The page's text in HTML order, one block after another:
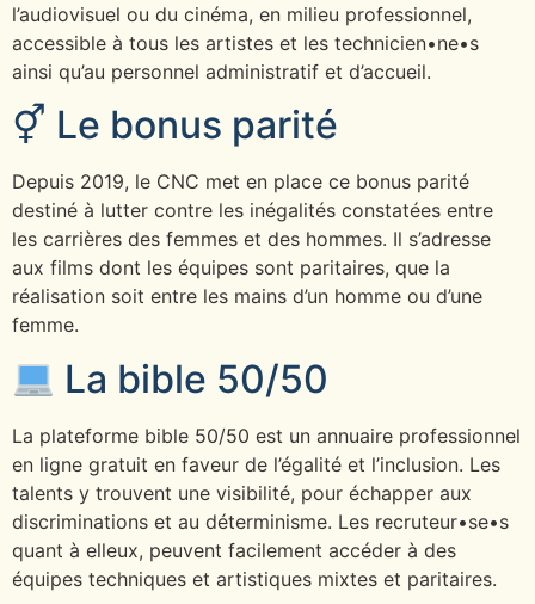
l’audiovisuel ou du cinéma, en milieu professionnel,
accessible à tous les artistes et les technicien•ne•s
ainsi qu’au personnel administratif et d’accueil.
⚥ Le bonus parité
Depuis 2019, le CNC met en place ce bonus parité
destiné à lutter contre les inégalités constatées entre
les carrières des femmes et des hommes. Il s’adresse
aux films dont les équipes sont paritaires, que la
réalisation soit entre les mains d’un homme ou d’une
femme.
La bible 50/50
La plateforme bible 50/50 est un annuaire professionnel
en ligne gratuit en faveur de l’égalité et l’inclusion. Les
talents y trouvent une visibilité, pour échapper aux
discriminations et au déterminisme. Les recruteur•se•s
quant à elleux, peuvent facilement accéder à des
équipes techniques et artistiques mixtes et paritaires.